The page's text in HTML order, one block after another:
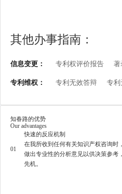
其他办事指南：
信息变更： 专利权评价报告 著
专利维权： 专利无效答辩 专利
知春路的优势
Our advantages
01
快速的反应机制
在我所收到任何有关知识产权咨询时
做出专业性的分析意见以供决策参考
先机。